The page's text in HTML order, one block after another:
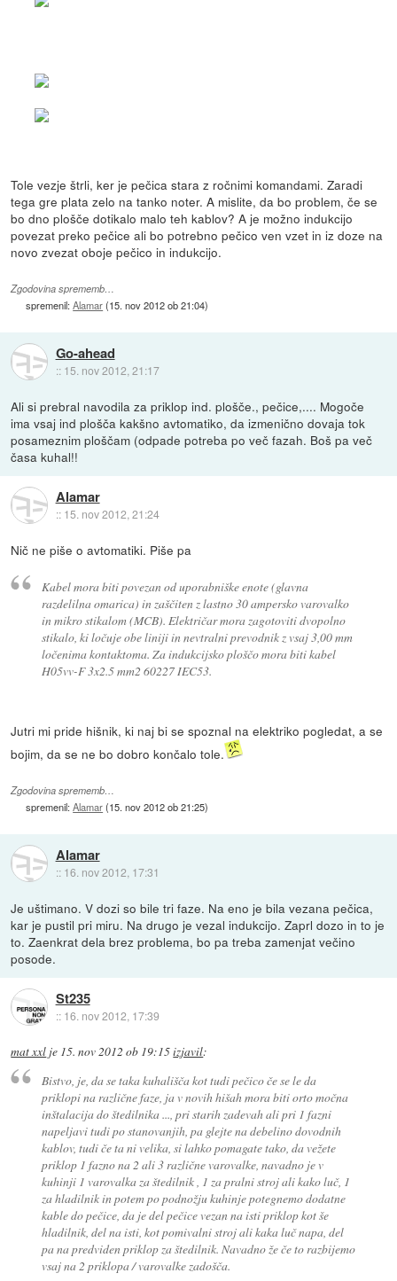
Tole vezje štrli, ker je pečica stara z ročnimi komandami. Zaradi
tega gre plata zelo na tanko noter. A mislite, da bo problem, če se
bo dno plošče dotikalo malo teh kablov? A je možno indukcijo
povezat preko pečice ali bo potrebno pečico ven vzet in iz doze na
novo zvezat oboje pečico in indukcijo.
Zgodovina sprememb…
spremenil:Alamar(15. nov 2012 ob 21:04)
Go-ahead
:: 15. nov 2012, 21:17
Ali si prebral navodila za priklop ind. plošče., pečice,.... Mogoče
ima vsaj ind plošča kakšno avtomatiko, da izmenično dovaja tok
posameznim ploščam (odpade potreba po več fazah. Boš pa več
časa kuhal!!
Alamar
:: 15. nov 2012, 21:24
Nič ne piše o avtomatiki. Piše pa
Kabel mora biti povezan od uporabniške enote (glavna
razdelilna omarica) in zaščiten z lastno 30 ampersko varovalko
in mikro stikalom (MCB). Električar mora zagotoviti dvopolno
stikalo, ki ločuje obe liniji in nevtralni prevodnik z vsaj 3,00 mm
ločenima kontaktoma. Za indukcijsko ploščo mora biti kabel
H05vv-F 3x2.5 mm2 60227 IEC53.
Jutri mi pride hišnik, ki naj bi se spoznal na elektriko pogledat, a se
bojim, da se ne bo dobro končalo tole.
Zgodovina sprememb…
spremenil:Alamar(15. nov 2012 ob 21:25)
Alamar
:: 16. nov 2012, 17:31
Je uštimano. V dozi so bile tri faze. Na eno je bila vezana pečica,
kar je pustil pri miru. Na drugo je vezal indukcijo. Zaprl dozo in to je
to. Zaenkrat dela brez problema, bo pa treba zamenjat večino
posode.
St235
:: 16. nov 2012, 17:39
mat xxl je 15. nov 2012 ob 19:15izjavil:
Bistvo, je, da se taka kuhališča kot tudi pečico če se le da
priklopi na različne faze, ja v novih hišah mora biti orto močna
inštalacija do štedilnika ..., pri starih zadevah ali pri 1 fazni
napeljavi tudi po stanovanjih, pa glejte na debelino dovodnih
kablov, tudi če ta ni velika, si lahko pomagate tako, da vežete
priklop 1 fazno na 2 ali 3 različne varovalke, navadno je v
kuhinji 1 varovalka za štedilnik , 1 za pralni stroj ali kako luč, 1
za hladilnik in potem po podnožju kuhinje potegnemo dodatne
kable do pečice, da je del pečice vezan na isti priklop kot še
hladilnik, del na isti, kot pomivalni stroj ali kaka luč napa, del
pa na predviden priklop za štedilnik. Navadno že če to razbijemo
vsaj na 2 priklopa / varovalke zadošča.